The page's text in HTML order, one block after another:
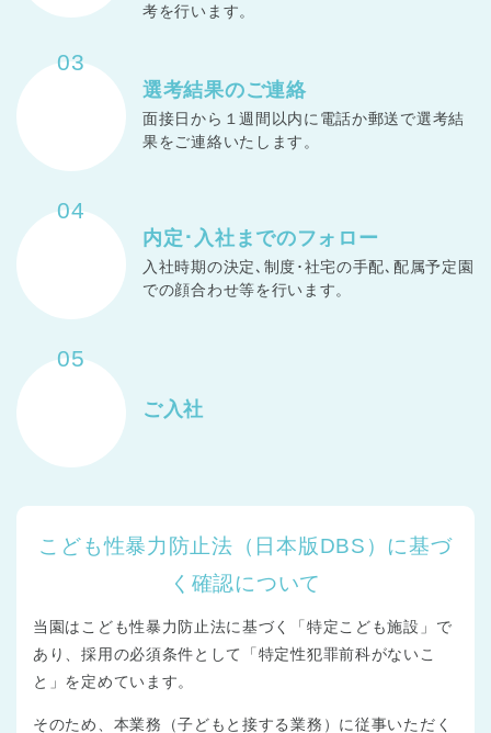
考を行います。
03
選考結果のご連絡
面接日から１週間以内に電話か郵送で選考結
果をご連絡いたします。
04
内定･入社までのフォロー
入社時期の決定､制度･社宅の手配､配属予定園
での顔合わせ等を行います。
05
ご入社
こども性暴力防止法（日本版DBS）に基づ
く確認について
当園はこども性暴力防止法に基づく「特定こども施設」で
あり、採用の必須条件として「特定性犯罪前科がないこ
と」を定めています。
そのため、本業務（子どもと接する業務）に従事いただく